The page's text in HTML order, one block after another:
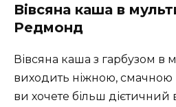
Вівсяна каша в
Редмонд
Вівсяна каша з гарбузом в
виходить ніжною, смачною
ви хочете більш дієтичний